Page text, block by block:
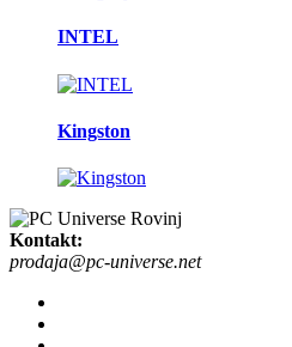
INTEL
Kingston
Kontakt:
prodaja@pc-universe.net